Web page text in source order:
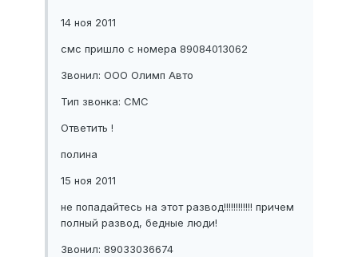
14 ноя 2011
смс пришло с номера 89084013062
Звонил: ООО Олимп Авто
Тип звонка: СМС
Ответить !
полина
15 ноя 2011
не попадайтесь на этот развод!!!!!!!!!!!! причем
полный развод, бедные люди!
Звонил: 89033036674